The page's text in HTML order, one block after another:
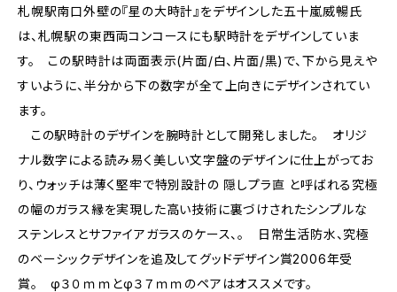
札幌駅南口外壁の『星の大時計』をデザインした五十嵐威暢氏
は、札幌駅の東西両コンコースにも駅時計をデザインしていま
す。 この駅時計は両面表示(片面/白、片面/黒)で、下から見えや
すいように、半分から下の数字が全て上向きにデザインされてい
ます。
この駅時計のデザインを腕時計として開発しました。 オリジ
ナル数字による読み易く美しい文字盤のデザインに仕上がってお
り、ウォッチは薄く堅牢で特別設計の 隠しプラ直 と呼ばれる究極
の幅のガラス縁を実現した高い技術に裏づけされたシンプルな
ステンレスとサファイアガラスのケース、。 日常生活防水、究極
のベーシックデザインを追及してグッドデザイン賞2006年受
賞。 φ３０ｍｍとφ３７ｍｍのペアはオススメです。